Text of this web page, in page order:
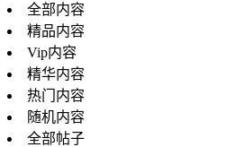
全部内容
精品内容
Vip内容
精华内容
热门内容
随机内容
全部帖子